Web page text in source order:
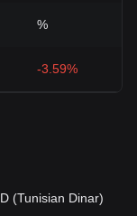
%
-3.59%
(Tunisian Dinar)